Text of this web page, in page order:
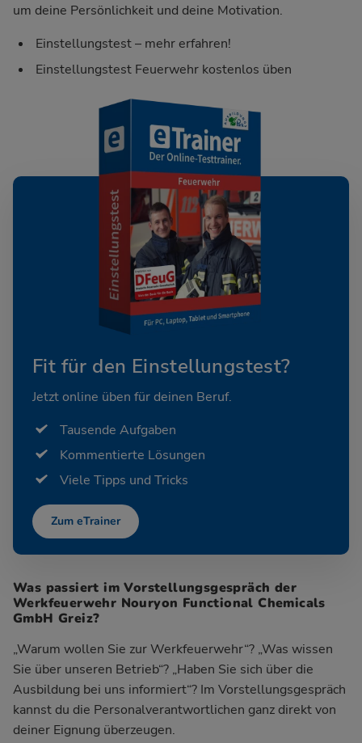
um deine Persönlichkeit und deine Motivation.
Einstellungstest – mehr erfahren!
Einstellungstest Feuerwehr kostenlos üben
Fit für den Einstellungstest?
Jetzt online üben für deinen Beruf.
Tausende Aufgaben
Kommentierte Lösungen
Viele Tipps und Tricks
Zum eTrainer
Was passiert im Vorstellungsgespräch der
Werkfeuerwehr Nouryon Functional Chemicals
GmbH Greiz?
„Warum wollen Sie zur Werkfeuerwehr“? „Was wissen
Sie über unseren Betrieb“? „Haben Sie sich über die
Ausbildung bei uns informiert“? Im Vorstellungsgespräch
kannst du die Personalverantwortlichen ganz direkt von
deiner Eignung überzeugen.